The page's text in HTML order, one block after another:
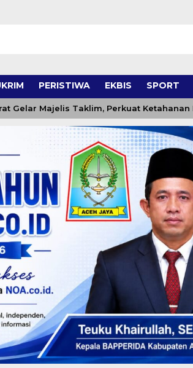
PERISTIWA EKBIS SPORT
Majelis Taklim, Perkuat Ketahanan